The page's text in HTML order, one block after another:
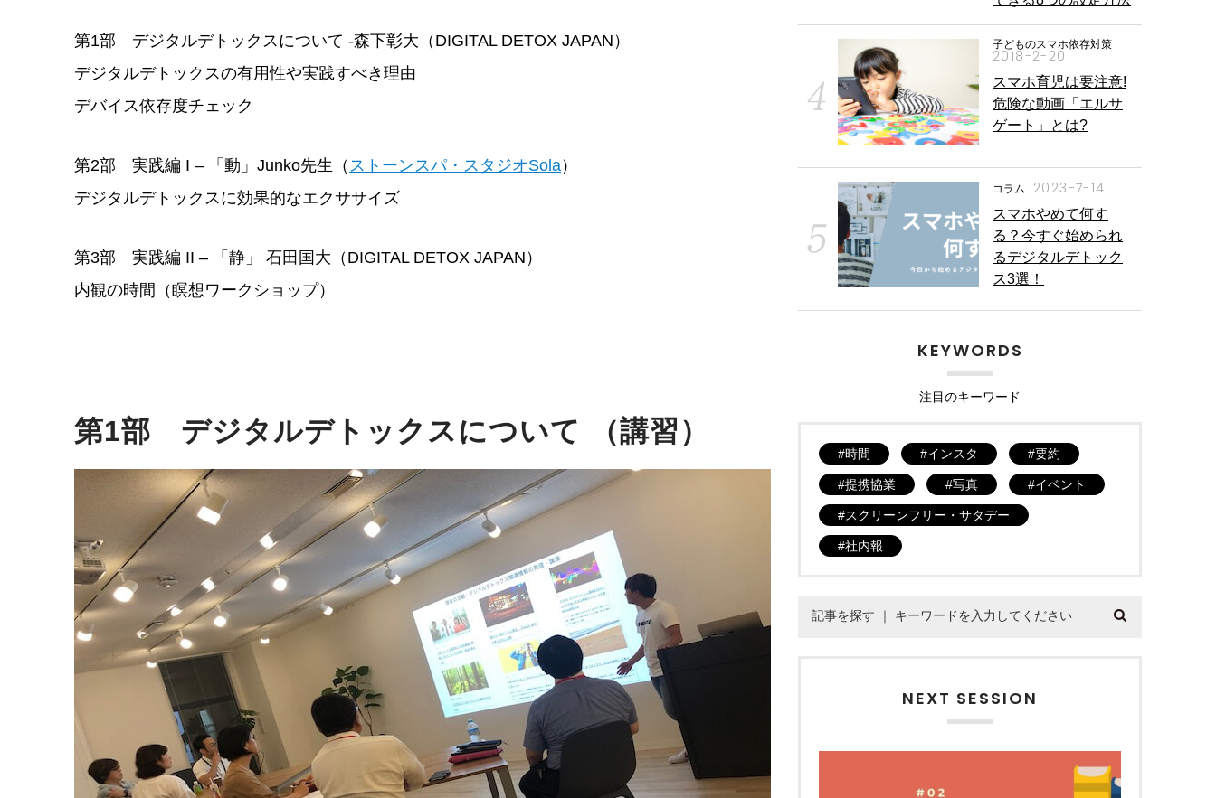
第1部 デジタルデトックスについて -森下彰大（DIGITAL DETOX JAPAN）
デジタルデトックスの有用性や実践すべき理由
デバイス依存度チェック
第2部 実践編 I – 「動」Junko先生（ ストーンスパ・スタジオSola）
デジタルデトックスに効果的なエクササイズ
第3部 実践編 II – 「静」 石田国大（DIGITAL DETOX JAPAN）
内観の時間（瞑想ワークショップ）
第1部 デジタルデトックスについて （講習）
子どものスマホ依存対策
2018-2-20
スマホ育児は要注意!
危険な動画「エルサ
ゲート」とは?
コラム 2023-7-14
スマホやめて何す
る？今すぐ始められ
るデジタルデトック
ス3選！
KEYWORDS
注目のキーワード
時間 インスタ 要約
提携協業 写真 イベント
スクリーンフリー・サタデー
社内報
NEXT SESSION